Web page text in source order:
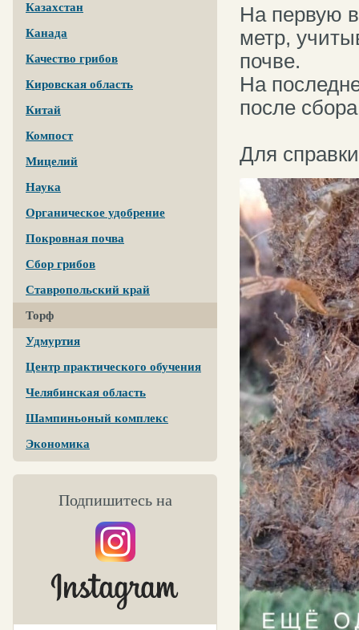
Казахстан
Канада
Качество грибов
Кировская область
Китай
Компост
Мицелий
Наука
Органическое удобрение
Покровная почва
Сбор грибов
Ставропольский край
Торф
Удмуртия
Центр практического обучения
Челябинская область
Шампиньоный комплекс
Экономика
Подпишитесь на
На первую
метр,
почве.
На
после
Для